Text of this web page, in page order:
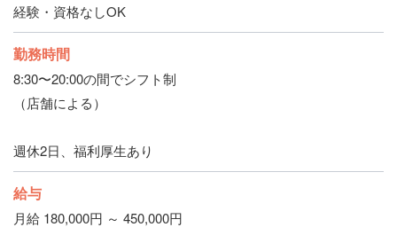
経験・資格なしOK
勤務時間
8:30〜20:00の間でシフト制
（店舗による）
週休2日、福利厚生あり
給与
月給 180,000円 ～ 450,000円